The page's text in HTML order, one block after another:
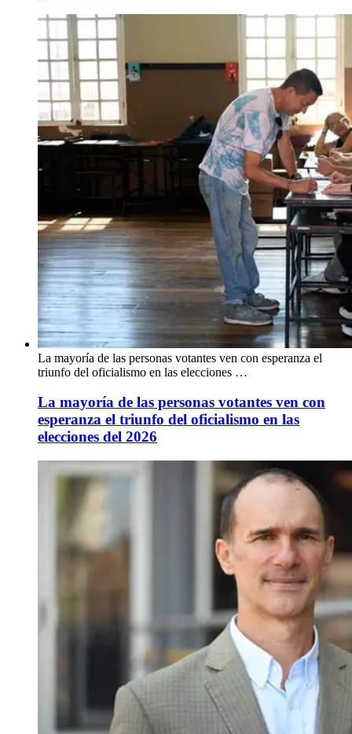
La mayoría de las personas votantes ven con esperanza el
triunfo del oficialismo en las elecciones …
La mayoría de las personas votantes ven con
esperanza el triunfo del oficialismo en las
elecciones del 2026